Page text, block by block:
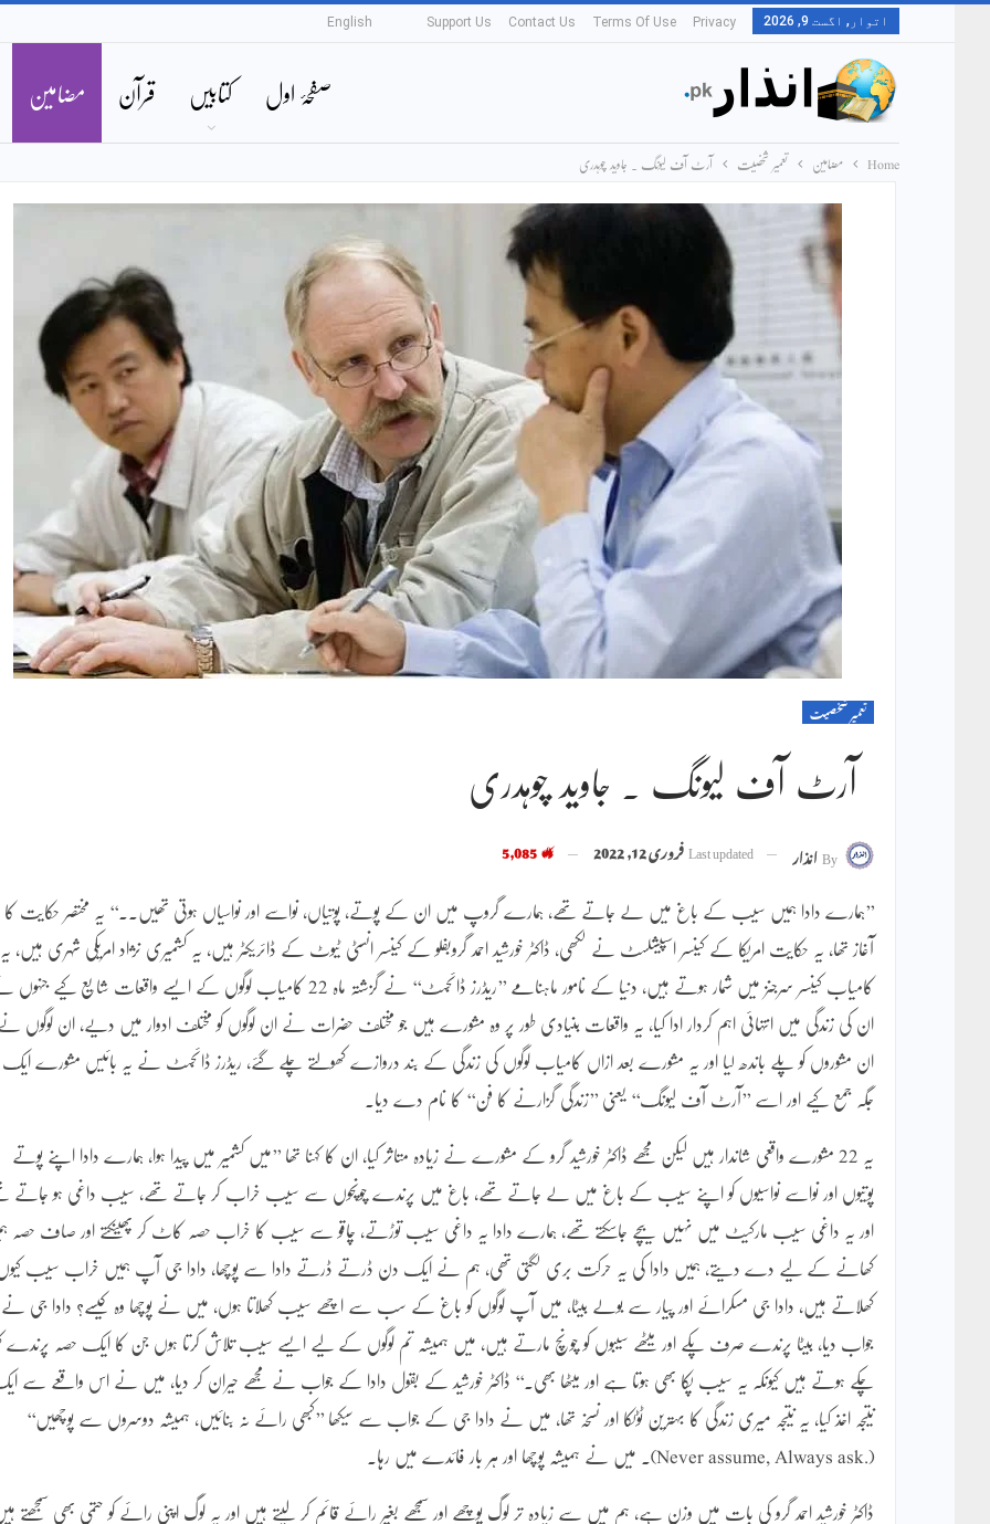
اتوار, اگست 9, 2026 Privacy
Terms Of Use
Contact Us
Support Us
English
صفحۂ اول کتابیں قرآن مضامین
Home مضامین تعمیر شخصیت آرٹ آف لیونگ ۔ جاوید چوہدری
تعمیر شخصیت
آرٹ آف لیونگ ۔ جاوید چوہدری
Byانذار Last updatedفروری 12, 2022
’’ہمارے دادا ہمیں سیب کے باغ میں لے جاتے تھے، ہمارے گروپ میں ان کے پوتے، پوتیاں، نواسے اور نواسیاں ہوتی تھیں۔۔‘‘ یہ مختصر حکایت کا
آغاز تھا، یہ حکایت امریکا کے کینسر اسپیشلسٹ نے لکھی، ڈاکٹر خورشید احمد گروبفلو کے کینسر انسٹی ٹیوٹ کے ڈائریکٹر ہیں، یہ کشمیری نژاد امریکی شہری ہیں، یہ
کامیاب کینسر سرجنز میں شمار ہوتے ہیں، دنیا کے نامور ماہنامے ’’ریڈرز ڈائجسٹ‘‘ نے گزشتہ ماہ 22 کامیاب لوگوں کے ایسے واقعات شایع کیے
ان کی زندگی میں انتہائی اہم کردار ادا کیا، یہ واقعات بنیادی طور پر وہ مشورے ہیں جو مختلف حضرات نے ان لوگوں کو مختلف ادوار میں دیے، ان لوگوں
ان مشوروں کو پلے باندھ لیا اور یہ مشورے بعد ازاں کامیاب لوگوں کی زندگی کے بند دروازے کھولتے چلے گئے، ریڈرز ڈائجسٹ نے یہ بائیس مشورے ایک
جگہ جمع کیے اور اسے ’’آرٹ آف لیونگ‘‘ یعنی ’’زندگی گزارنے کا فن‘‘ کا نام دے دیا۔
یہ 22 مشورے واقعی شاندار ہیں لیکن مجھے ڈاکٹر خورشید گرو کے مشورے نے زیادہ متاثر کیا، ان کا کہنا تھا ’’میں کشمیر میں پیدا ہوا، ہمارے دادا اپنے پوتے
پوتیوں اور نواسے نواسیوں کو اپنے سیب کے باغ میں لے جاتے تھے، باغ میں پرندے چونچوں سے سیب خراب کر جاتے تھے، سیب داغی ہو جاتے
اور یہ داغی سیب مارکیٹ میں نہیں بیچے جاسکتے تھے، ہمارے دادا یہ داغی سیب توڑتے، چاقو سے سیب کا خراب حصہ کاٹ کر پھینکتے اور صاف حصہ
کھانے کے لیے دے دیتے، ہمیں دادا کی یہ حرکت بری لگتی تھی، ہم نے ایک دن ڈرتے ڈرتے دادا سے پوچھا، دادا جی آپ ہمیں خراب سیب
کھلاتے ہیں، دادا جی مسکرائے اور پیار سے بولے بیٹا، میں آپ لوگوں کو باغ کے سب سے اچھے سیب کھلاتا ہوں، میں نے پوچھا وہ کیسے؟ دادا جی نے
جواب دیا، بیٹا پرندے صرف پکے اور میٹھے سیبوں کو چونچ مارتے ہیں، میں ہمیشہ تم لوگوں کے لیے ایسے سیب تلاش کرتا ہوں جن کا ایک حصہ پرندے
چکے ہوتے ہیں کیونکہ یہ سیب پکا بھی ہوتا ہے اور میٹھا بھی۔‘‘ ڈاکٹر خورشید کے بقول دادا کے جواب نے مجھے حیران کر دیا، میں نے اس واقعے سے
نتیجہ اخذ کیا، یہ نتیجہ میری زندگی کا بہترین ٹوٹکا اور نسخہ تھا، میں نے دادا جی کے جواب سے سیکھا ’’کبھی رائے نہ بنائیں، ہمیشہ دوسروں سے پوچھیں‘‘
(.Never assume, Always ask)۔ میں نے ہمیشہ پوچھا اور ہر بار فائدے میں رہا۔
ڈاکٹر خورشید احمد گرو کی بات میں وزن ہے، ہم میں سے زیادہ تر لوگ پوچھے اور سمجھے بغیر رائے قائم کر لیتے ہیں اور یہ لوگ اپنی رائے کو حتمی بھی سمجھتے